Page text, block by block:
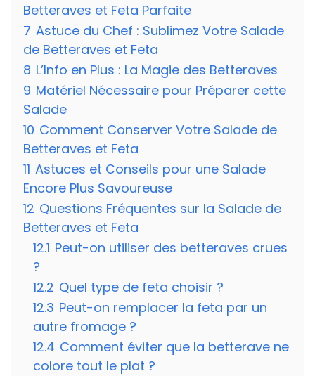
Betteraves et Feta Parfaite
7 Astuce du Chef : Sublimez Votre Salade
de Betteraves et Feta
8 L’Info en Plus : La Magie des Betteraves
9 Matériel Nécessaire pour Préparer cette
Salade
10 Comment Conserver Votre Salade de
Betteraves et Feta
11 Astuces et Conseils pour une Salade
Encore Plus Savoureuse
12 Questions Fréquentes sur la Salade de
Betteraves et Feta
12.1 Peut-on utiliser des betteraves crues
?
12.2 Quel type de feta choisir ?
12.3 Peut-on remplacer la feta par un
autre fromage ?
12.4 Comment éviter que la betterave ne
colore tout le plat ?